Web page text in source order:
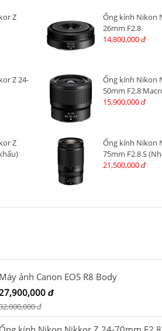
Z
Ống kính Nikon
26mm F2.8
14,800,000 đ
Z 24-
Ống kính Nikon
50mm F2.8
15,900,000 đ
Z
Ống kính Nikon
75mm F2.8 S
21,500,000 đ
Máy ảnh Canon EOS R8 Body
đ
đ